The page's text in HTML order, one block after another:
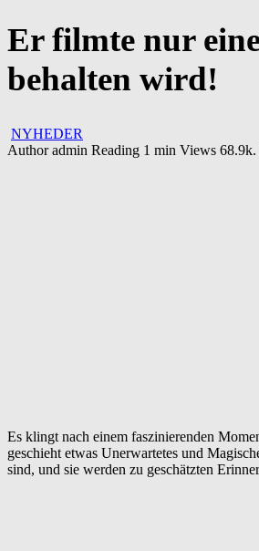
Er filmte nur
behalten wird!
NYHEDER
Author admin Reading 1 min Views 68.9k.
Es klingt nach einem faszinierenden
geschieht etwas Unerwartetes und
sind, und sie werden zu geschätzten